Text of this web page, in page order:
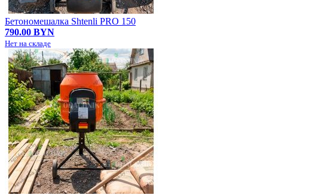
Бетономешалка Shtenli PRO 150
790.00 BYN
Нет на складе